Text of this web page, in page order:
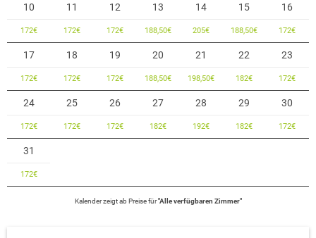
10
172€
11
172€
12
172€
13
188,50€
14
205€
15
188,50€
16
172€
17
172€
18
172€
19
172€
20
188,50€
21
198,50€
22
182€
23
172€
24
172€
25
172€
26
172€
27
182€
28
192€
29
182€
30
172€
31
172€
Kalender zeigtab Preise für"Alle verfügbaren Zimmer"